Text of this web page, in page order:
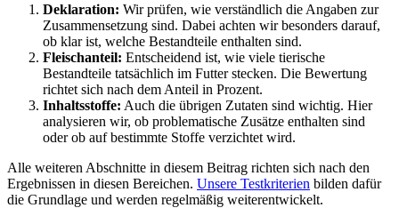
Deklaration: Wir prüfen, wie verständlich die Angaben zur
Zusammensetzung sind. Dabei achten wir besonders darauf,
ob klar ist, welche Bestandteile enthalten sind.
Fleischanteil: Entscheidend ist, wie viele tierische
Bestandteile tatsächlich im Futter stecken. Die Bewertung
richtet sich nach dem Anteil in Prozent.
Inhaltsstoffe: Auch die übrigen Zutaten sind wichtig. Hier
analysieren wir, ob problematische Zusätze enthalten sind
oder ob auf bestimmte Stoffe verzichtet wird.
Alle weiteren Abschnitte in diesem Beitrag richten sich nach den
Ergebnissen in diesen Bereichen. Unsere Testkriterien bilden dafür
die Grundlage und werden regelmäßig weiterentwickelt.